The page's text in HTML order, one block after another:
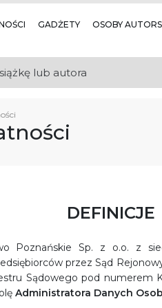
GADŻETY OSOBY
DEFINICJE
Poznańskie Sp. z o.o. z
przez Sąd
Sądowego pod numerem
Administratora Danych